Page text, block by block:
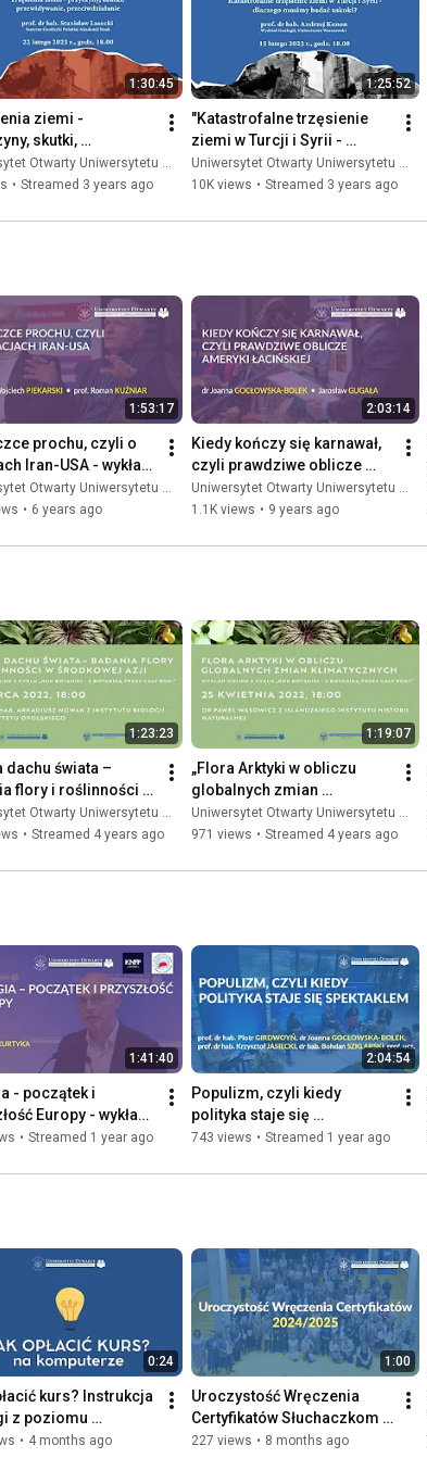
r. wykład
wygłoszony
1:30:45
ziemi -
skutki,
Otwarty Uniwersytetu Warszawskiego
• Streamed 3 years ago
1:25:52
"Katastrofalne trzęsienie
ziemi w Turcji i Syrii -
dlaczego musimy badać
uskoki?" - wykład online
Uniwersytet Otwarty Uniwersytetu Warszawskiego
10K views • Streamed 3 years ago
1:53:17
prochu, czyli o
Iran-USA - wykład
Otwarty Uniwersytetu Warszawskiego
• 6 years ago
2:03:14
Kiedy kończy się karnawał,
czyli prawdziwe oblicze
Ameryki Łacińskiej - wykład
otwarty
Uniwersytet Otwarty Uniwersytetu Warszawskiego
1.1K views • 9 years ago
1:23:23
dachu świata –
flory i roślinności w
Azji” - wykład
Otwarty Uniwersytetu Warszawskiego
• Streamed 4 years ago
1:19:07
„Flora Arktyki w obliczu
globalnych zmian
klimatycznych” - wykład
online
Uniwersytet Otwarty Uniwersytetu Warszawskiego
971 views • Streamed 4 years ago
1:41:40
- początek i
Europy - wykład
• Streamed 1 year ago
2:04:54
Populizm, czyli kiedy
polityka staje się
spektaklem - debata UOUW
743 views • Streamed 1 year ago
0:24
kurs? Instrukcja
z poziomu
• 4 months ago
1:00
Uroczystość Wręczenia
Certyfikatów Słuchaczkom i
Słuchaczom roku
227 views • 8 months ago